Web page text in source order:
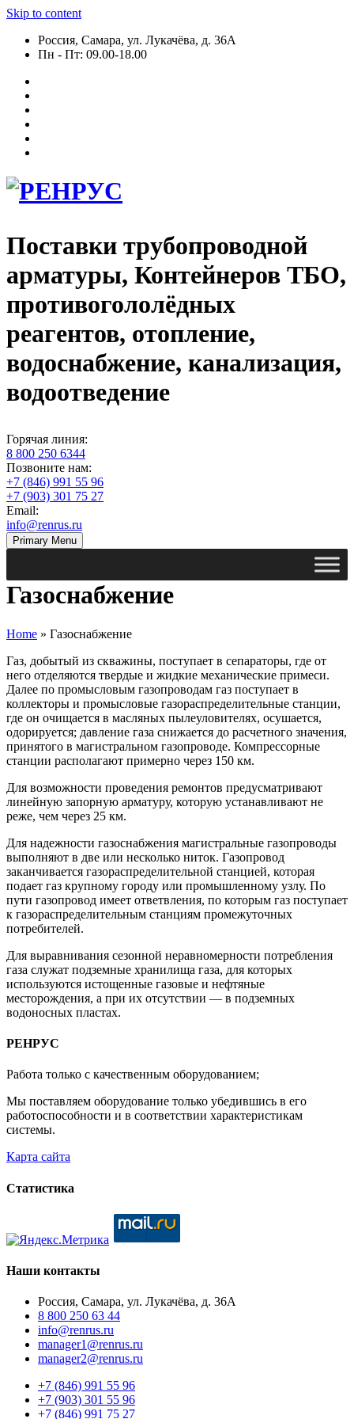
Skip to content
Россия, Самара, ул. Лукачёва, д. 36А
Пн - Пт: 09.00-18.00
Поставки трубопроводной
арматуры, Контейнеров ТБО,
противогололёдных
реагентов, отопление,
водоснабжение, канализация,
водоотведение
Горячая линия:
8 800 250 6344
Позвоните нам:
+7 (846) 991 55 96
+7 (903) 301 75 27
Email:
info@renrus.ru
Primary Menu
Газоснабжение
Home » Газоснабжение
Газ, добытый из скважины, поступает в сепараторы, где от
него отделяются твердые и жидкие механические примеси.
Далее по промысловым газопроводам газ поступает в
коллекторы и промысловые газораспределительные станции,
где он очищается в масляных пылеуловителях, осушается,
одорируется; давление газа снижается до расчетного значения,
принятого в магистральном газопроводе. Компрессорные
станции располагают примерно через 150 км.
Для возможности проведения ремонтов предусматривают
линейную запорную арматуру, которую устанавливают не
реже, чем через 25 км.
Для надежности газоснабжения магистральные газопроводы
выполняют в две или несколько ниток. Газопровод
заканчивается газораспределительной станцией, которая
подает газ крупному городу или промышленному узлу. По
пути газопровод имеет ответвления, по которым газ поступает
к газораспределительным станциям промежуточных
потребителей.
Для выравнивания сезонной неравномерности потребления
газа служат подземные хранилища газа, для которых
используются истощенные газовые и нефтяные
месторождения, а при их отсутствии — в подземных
водоносных пластах.
РЕНРУС
Работа только с качественным оборудованием;
Мы поставляем оборудование только убедившись в его
работоспособности и в соответствии характеристикам
системы.
Карта сайта
Статистика
Наши контакты
Россия, Самара, ул. Лукачёва, д. 36А
8 800 250 63 44
info@renrus.ru
manager1@renrus.ru
manager2@renrus.ru
+7 (846) 991 55 96
+7 (903) 301 55 96
+7 (846) 991 75 27